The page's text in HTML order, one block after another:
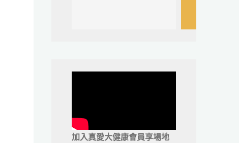
加入真愛大健康會員享場地